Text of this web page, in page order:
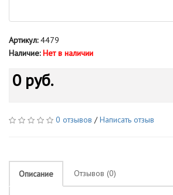
Артикул:4479
Наличие: Нет в наличии
0 руб.
0 отзывов /Написать отзыв
Описание Отзывов (0)